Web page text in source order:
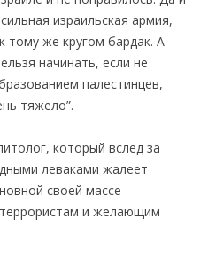
израильская армия,
тому же кругом бардак. А
начинать, если не
палестинцев,
тяжело”.
который вслед за
леваками жалеет
своей массе
и желающим